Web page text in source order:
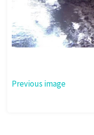
Previous image